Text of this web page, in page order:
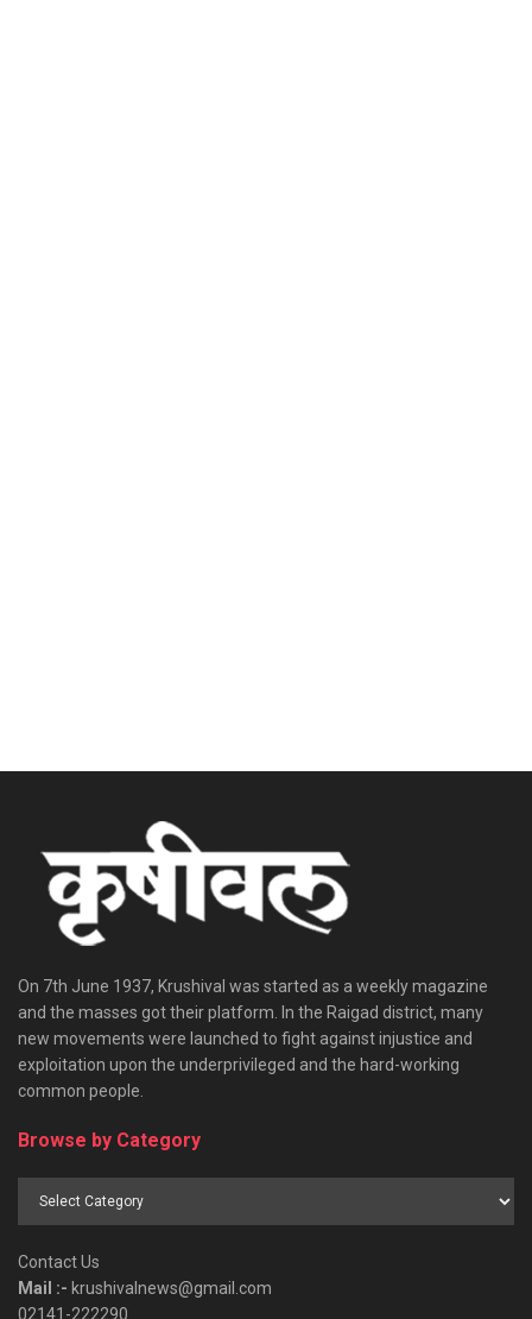
On 7th June 1937, Krushival was started as a weekly magazine
and the masses got their platform. In the Raigad district, many
new movements were launched to fight against injustice and
exploitation upon the underprivileged and the hard-working
common people.
Browse by Category
Contact Us
Mail :- krushivalnews@gmail.com
02141-222290